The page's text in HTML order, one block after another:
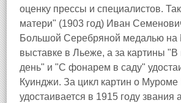
оценку прессы и специалистов.
матери" (1903 год) Иван
Большой Серебряной медалью на
выставке в Льеже, а за картины
день" и "С фонарем в саду"
Куинджи. За цикл картин о Муроме
удостаивается в 1915 году звания